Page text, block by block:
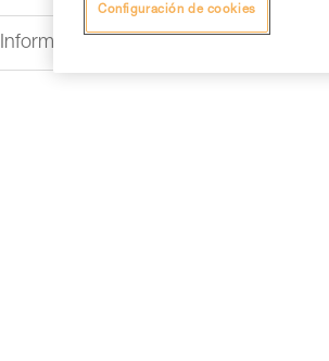
Información técnica
Configuración de cookies